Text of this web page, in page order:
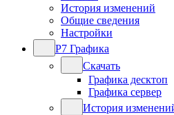
История изменений
Общие сведения
Настройки
Р7 Графика
Скачать
Графика десктоп
Графика сервер
История